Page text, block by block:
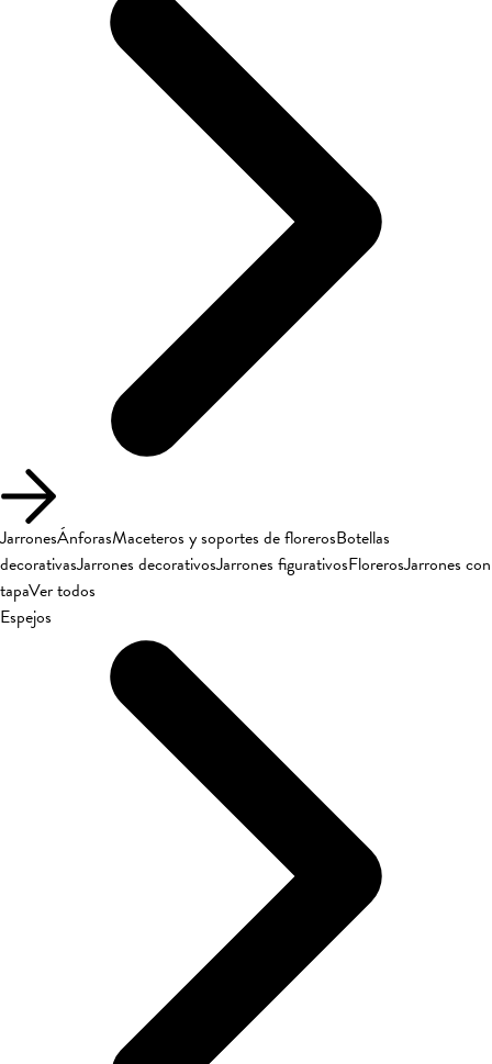
JarronesÁnforasMaceteros y soportes de florerosBotellas
decorativasJarrones decorativosJarrones figurativosFlorerosJarrones con
tapaVer todos
Espejos